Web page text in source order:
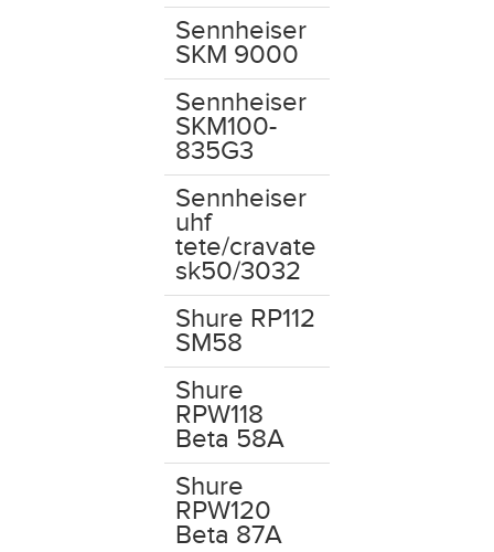
Sennheiser
SKM 9000
Sennheiser
SKM100-
835G3
Sennheiser
uhf
tete/cravate
sk50/3032
Shure RP112
SM58
Shure
RPW118
Beta 58A
Shure
RPW120
Beta 87A